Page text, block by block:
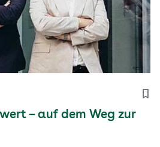
– auf dem Weg zur